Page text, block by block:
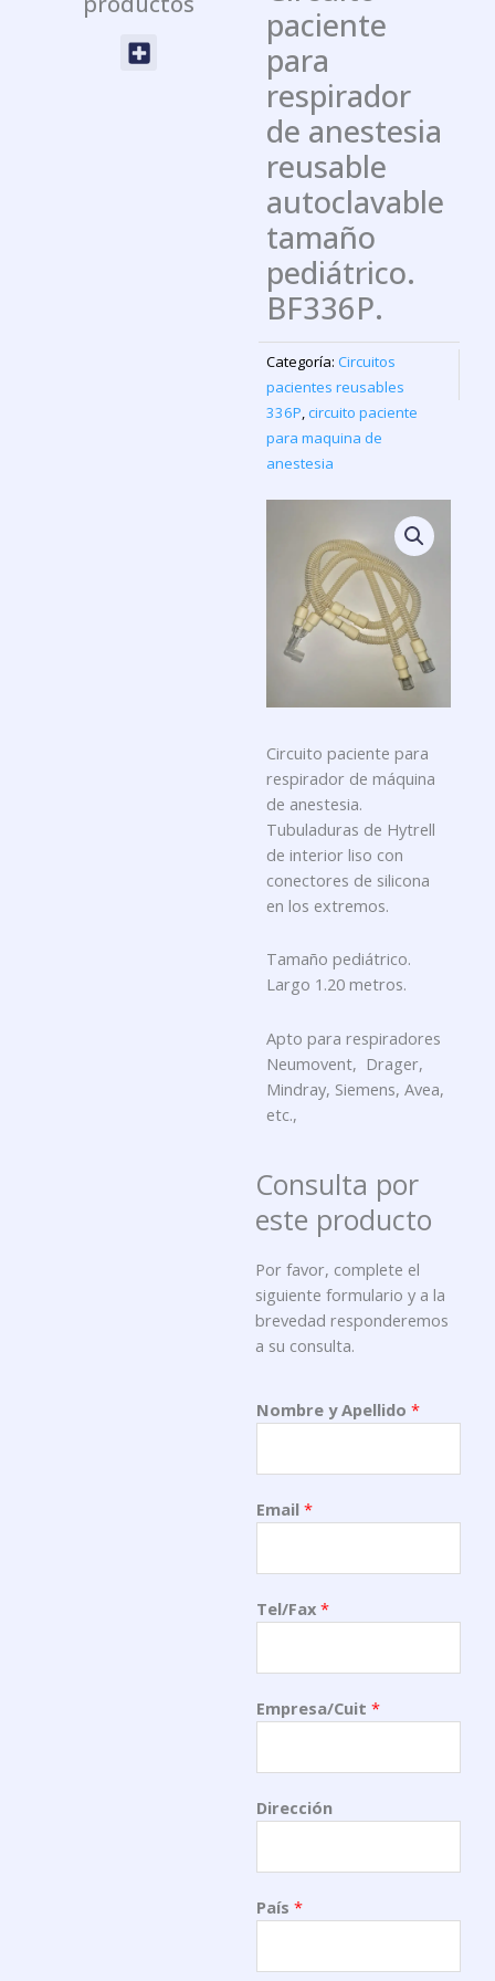
Menu
paciente
para
respirador
de anestesia
reusable
autoclavable
tamaño
pediátrico.
BF336P.
Categoría: Circuitos
pacientes reusables
336P,circuito paciente
para maquina de
anestesia
Circuito paciente para
respirador de máquina
de anestesia.
Tubuladuras de Hytrell
de interior liso con
conectores de silicona
en los extremos.
Tamaño pediátrico.
Largo 1.20 metros.
Apto para respiradores
Neumovent, Drager,
Mindray, Siemens, Avea,
etc.,
Consulta por
este producto
Por favor, complete el
siguiente formulario y a la
brevedad responderemos
a su consulta.
Nombre y Apellido*
Email*
Tel/Fax*
Empresa/Cuit*
Dirección
País*